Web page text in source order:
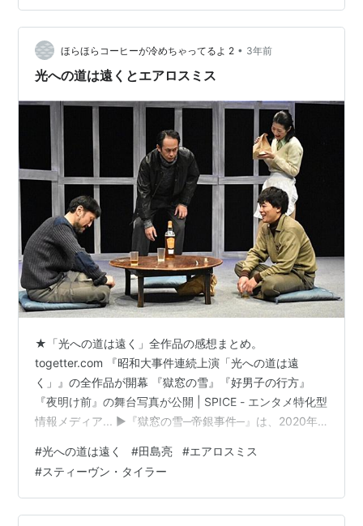
が発表されて、9月の北米からショウを行う予定でした。
それに先立つように、5月にはブラック・クロウズのロン
ドン公演にスティーヴンが飛び入りし、「Mama Kin」を
共演し…
ほらほらコーヒーが冷めちゃってるよ 2 • 3年前
光への道は遠くとエアロスミス
★「光への道は遠く」全作品の感想まとめ。
togetter.com 『昭和大事件連続上演「光への道は遠
く」』の全作品が開幕 『獄窓の雪』『好男子の行方』
『夜明け前』の舞台写真が公開 | SPICE - エンタメ特化型
情報メディア... ▶︎『獄窓の雪─帝銀事件─』は、2020年
BOOKSTORE vol.5として上演。1948年に起きた帝銀事
件の目撃者である女子銀行員を主人公に、犯人とされた
画家と周辺の人々の苦悩と葛藤を描いた作品。 ▶︎『好男
子の行方─三億円事件─』は、2018年12月、オメガ東京
#光への道は遠く #田島亮 #エアロスミス
#スティーヴン・タイラー